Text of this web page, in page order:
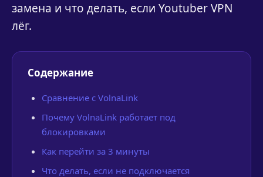
замена и что делать, если Youtuber VPN
лёг.
Содержание
Сравнение с VolnaLink
Почему VolnaLink работает под
блокировками
Как перейти за 3 минуты
Что делать, если не подключается